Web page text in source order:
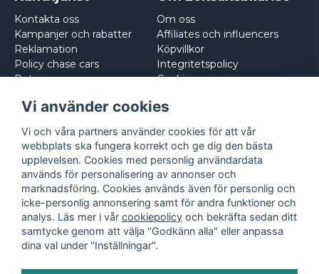
Kontakta oss
Kampanjer och rabatter
Reklamation
Policy chase cars
Returnera
Om oss
Affiliates och influencers
Köpvillkor
Integritetspolicy
Cookies
Vi använder cookies
Vi och våra partners använder cookies för att vår
webbplats ska fungera korrekt och ge dig den bästa
upplevelsen. Cookies med personlig användardata
används för personalisering av annonser och
marknadsföring. Cookies används även för personlig och
icke-personlig annonsering samt för andra funktioner och
analys. Läs mer i vår cookiepolicy och bekräfta sedan ditt
samtycke genom att välja "Godkänn alla" eller anpassa
dina val under "Inställningar".